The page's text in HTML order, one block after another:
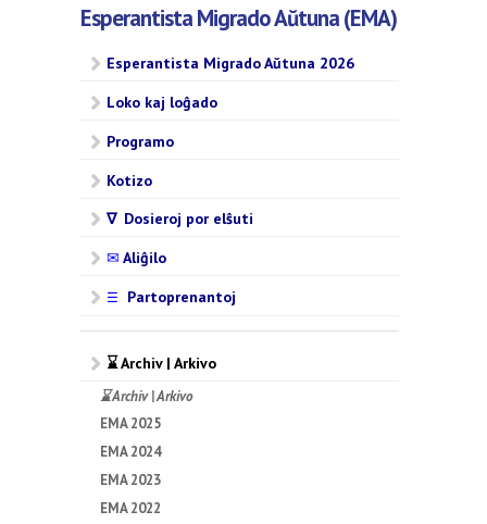
Esperantista Migrado Aŭtuna (EMA)
Esperantista Migrado Aŭtuna 2026
Loko kaj loĝado
Programo
Kotizo
∇ Dosieroj por elŝuti
✉ Aliĝilo
☰ Partoprenantoj
⌛ Archiv | Arkivo
⌛ Archiv | Arkivo
EMA 2025
EMA 2024
EMA 2023
EMA 2022